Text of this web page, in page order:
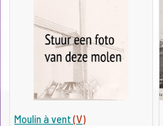
Moulin à vent(V)